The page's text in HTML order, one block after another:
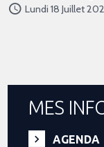
Lundi 18 Juillet
MES
AGENDA